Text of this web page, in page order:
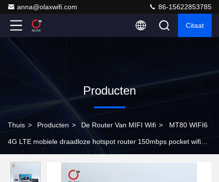
anna@olaxwifi.com 86-15622853785
Citaat
Producten
Thuis > Producten > De Router Van MIFI Wifi > MT80 WIFI6
4G LTE mobiele draadloze hotspot router 150mbps pocket wifi